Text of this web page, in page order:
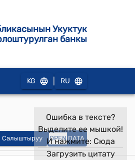
Укуктук
банкы
KG RU
Салыштыруу OPEN DATA
Ошибка в тексте?
Выделите ее мышкой!
И нажмите: Сюда
Загрузить цитату